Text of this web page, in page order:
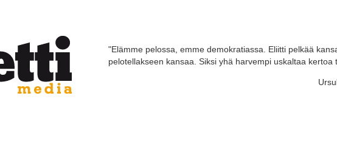
"Elämme pelossa, emme demokratiassa. Eliitti pelkää
pelotellakseen kansaa. Siksi yhä harvempi uskaltaa kertoa